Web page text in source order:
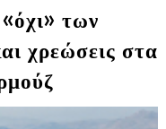
των
χρεώσεις στα